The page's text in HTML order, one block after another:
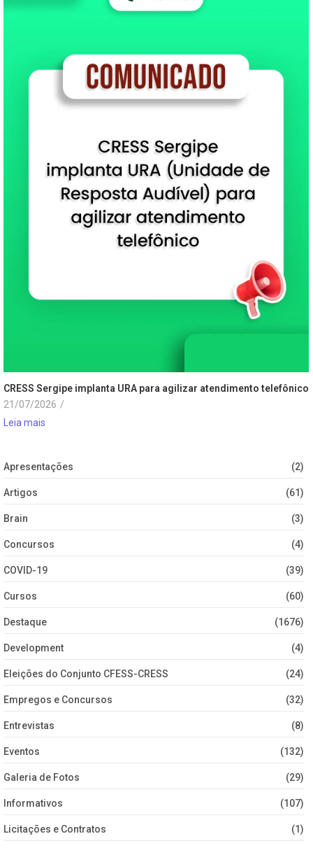
CRESS Sergipe implanta URA para agilizar atendimento telefônico
21/07/2026 /
Leia mais
Apresentações (2)
Artigos (61)
Brain (3)
Concursos (4)
COVID-19 (39)
Cursos (60)
Destaque (1676)
Development (4)
Eleições do Conjunto CFESS-CRESS (24)
Empregos e Concursos (32)
Entrevistas (8)
Eventos (132)
Galeria de Fotos (29)
Informativos (107)
Licitações e Contratos (1)